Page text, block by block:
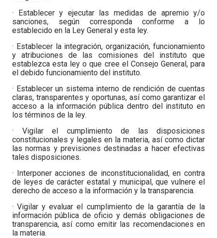
· Establecer y ejecutar las medidas de apremio y/o
sanciones, según corresponda conforme a lo
establecido en la Ley General y esta ley.
· Establecer la integración, organización, funcionamiento
y atribuciones de las comisiones del instituto que
establezca esta ley o que cree el Consejo General, para
el debido funcionamiento del instituto.
· Establecer un sistema interno de rendición de cuentas
claras, transparentes y oportunas, así como garantizar el
acceso a la información pública dentro del instituto en
los términos de la ley.
· Vigilar el cumplimiento de las disposiciones
constitucionales y legales en la materia, así como dictar
las normas y previsiones destinadas a hacer efectivas
tales disposiciones.
· Interponer acciones de inconstitucionalidad, en contra
de leyes de carácter estatal y municipal, que vulnere el
derecho de acceso a la información y la transparencia.
· Vigilar y evaluar el cumplimiento de la garantía de la
información pública de oficio y demás obligaciones de
transparencia, así como emitir las recomendaciones en
la materia.